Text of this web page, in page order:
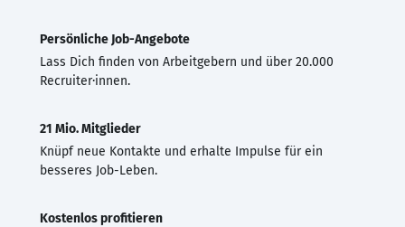
Persönliche Job-Angebote
Lass Dich finden von Arbeitgebern und über 20.000
Recruiter·innen.
21 Mio. Mitglieder
Knüpf neue Kontakte und erhalte Impulse für ein
besseres Job-Leben.
Kostenlos profitieren